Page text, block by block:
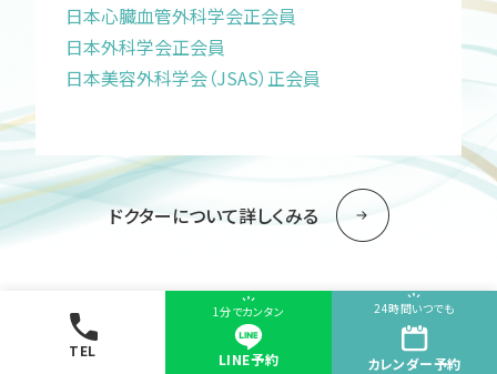
TEL
1分でカンタン
LINE予約
24時間いつでも
カレンダー予約
日本心臓血管外科学会正会員
日本外科学会正会員
日本美容外科学会（JSAS）正会員
ドクターについて詳しくみる